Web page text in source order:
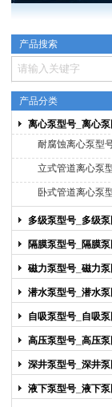
上海博禹泵业有限公司
产品搜索
产品分类
离心泵型号_离心
耐腐蚀离心泵型
立式管道离心泵
卧式管道离心泵
多级泵型号_多级
隔膜泵型号_隔膜
磁力泵型号_磁力
潜水泵型号_潜水
自吸泵型号_自吸
高压泵型号_高压
深井泵型号_深井
液下泵型号_液下